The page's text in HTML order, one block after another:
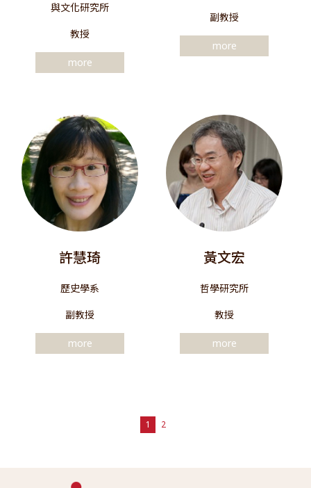
與文化研究所
教授
more
副教授
more
許慧琦
歷史學系
副教授
more
黃文宏
哲學研究所
教授
more
1 2